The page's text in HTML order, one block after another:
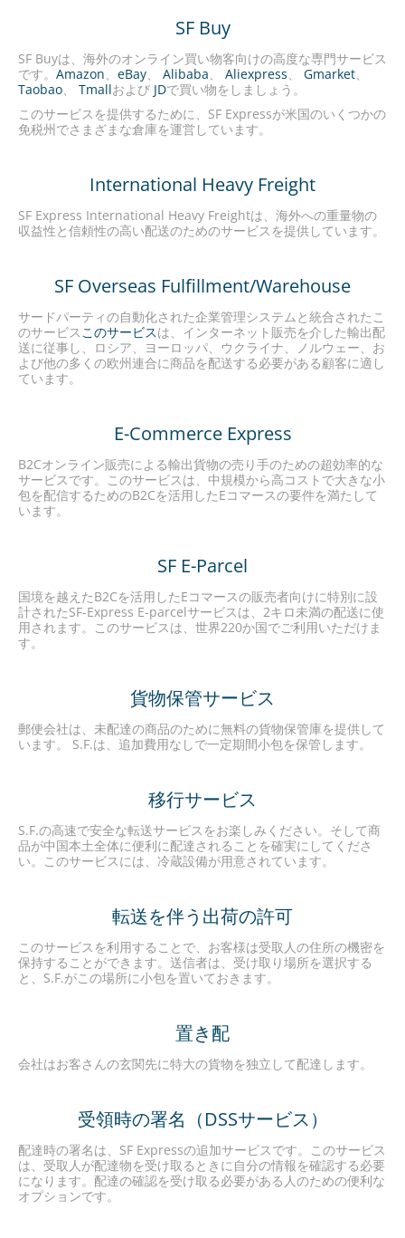
SF Buy
SF Buyは、海外のオンライン買い物客向けの高度な専門サービス
です。 Amazon、 eBay、 Alibaba、 Aliexpress、 Gmarket、
Taobao、 Tmallおよび JDで買い物をしましょう。
このサービスを提供するために、SF Expressが米国のいくつかの
免税州でさまざまな倉庫を運営しています。
International Heavy Freight
SF Express International Heavy Freightは、海外への重量物の
収益性と信頼性の高い配送のためのサービスを提供しています。
SF Overseas Fulfillment/Warehouse
サードパーティの自動化された企業管理システムと統合されたこ
のサービスこのサービスは、インターネット販売を介した輸出配
送に従事し、ロシア、ヨーロッパ、ウクライナ、ノルウェー、お
よび他の多くの欧州連合に商品を配送する必要がある顧客に適し
ています。
E-Commerce Express
B2Cオンライン販売による輸出貨物の売り手のための超効率的な
サービスです。このサービスは、中規模から高コストで大きな小
包を配信するためのB2Cを活用したEコマースの要件を満たして
います。
SF E-Parcel
国境を越えたB2Cを活用したEコマースの販売者向けに特別に設
計されたSF-Express E-parcelサービスは、2キロ未満の配送に使
用されます。このサービスは、世界220か国でご利用いただけま
す。
貨物保管サービス
郵便会社は、未配達の商品のために無料の貨物保管庫を提供して
います。 S.F.は、追加費用なしで一定期間小包を保管します。
移行サービス
S.F.の高速で安全な転送サービスをお楽しみください。そして商
品が中国本土全体に便利に配達されることを確実にしてくださ
い。このサービスには、冷蔵設備が用意されています。
転送を伴う出荷の許可
このサービスを利用することで、お客様は受取人の住所の機密を
保持することができます。送信者は、受け取り場所を選択する
と、S.F.がこの場所に小包を置いておきます。
置き配
会社はお客さんの玄関先に特大の貨物を独立して配達します。
受領時の署名（DSSサービス）
配達時の署名は、SF Expressの追加サービスです。このサービス
は、受取人が配達物を受け取るときに自分の情報を確認する必要
になります。配達の確認を受け取る必要がある人のための便利な
オプションです。